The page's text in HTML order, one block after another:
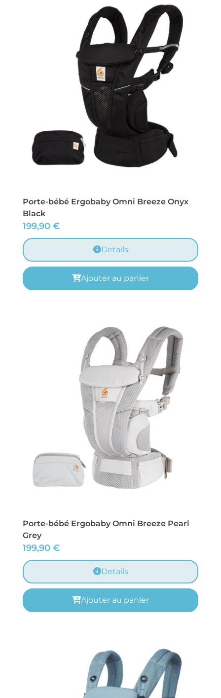
Porte-bébé Ergobaby Omni Breeze Onyx
Black
199,90 €
Details
Ajouter au panier
Porte-bébé Ergobaby Omni Breeze Pearl
Grey
199,90 €
Details
Ajouter au panier